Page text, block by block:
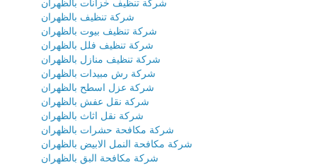
شركة تنظيف خزانات بالظهران
شركة تنظيف بالظهران
شركة تنظيف بيوت بالظهران
شركة تنظيف فلل بالظهران
شركة تنظيف منازل بالظهران
شركة رش مبيدات بالظهران
شركة عزل اسطح بالظهران
شركة نقل عفش بالظهران
شركة نقل اثاث بالظهران
شركة مكافحة حشرات بالظهران
شركة مكافحة النمل الابيض بالظهران
شركة مكافحة البق بالظهران